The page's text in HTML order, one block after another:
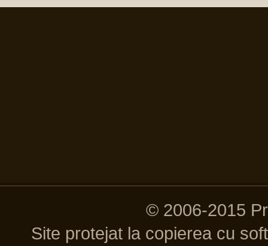
© 2006-2015
Site protejat la copierea cu